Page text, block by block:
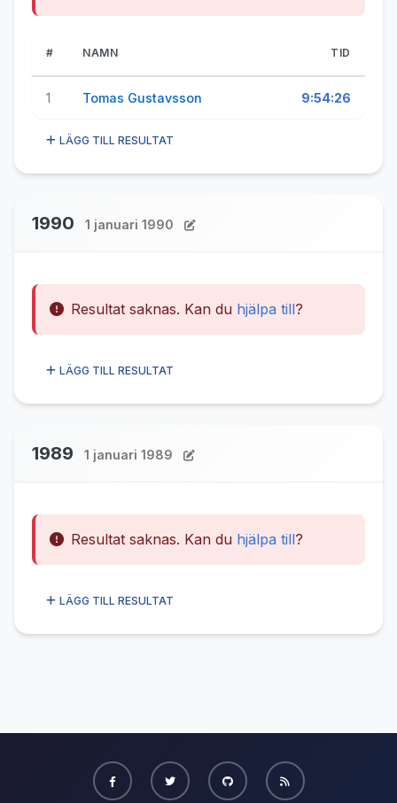
# NAMN TID
1 Tomas Gustavsson 9:54:26
LÄGG TILL RESULTAT
1990 1 januari 1990
Resultat saknas. Kan du hjälpa till?
LÄGG TILL RESULTAT
1989 1 januari 1989
Resultat saknas. Kan du hjälpa till?
LÄGG TILL RESULTAT